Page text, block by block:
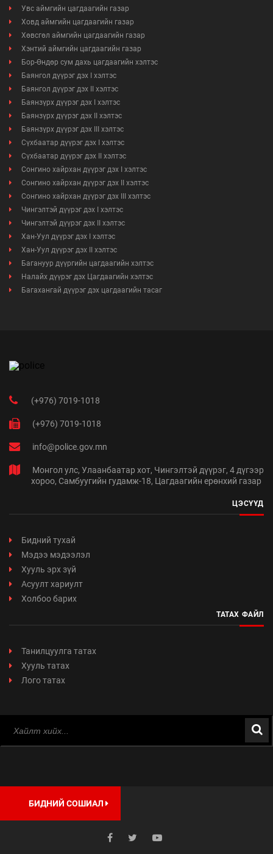
Увс аймгийн цагдаагийн газар
Ховд аймгийн цагдаагийн газар
Хөвсгөл аймгийн цагдаагийн газар
Хэнтий аймгийн цагдаагийн газар
Бор-Өндөр сум дахь цагдаагийн хэлтэс
Баянгол дүүрэг дэх I хэлтэс
Баянгол дүүрэг дэх II хэлтэс
Баянзүрх дүүрэг дэх I хэлтэс
Баянзүрх дүүрэг дэх II хэлтэс
Баянзүрх дүүрэг дэх III хэлтэс
Сүхбаатар дүүрэг дэх I хэлтэс
Сүхбаатар дүүрэг дэх II хэлтэс
Сонгино хайрхан дүүрэг дэх I хэлтэс
Сонгино хайрхан дүүрэг дэх II хэлтэс
Сонгино хайрхан дүүрэг дэх III хэлтэс
Чингэлтэй дүүрэг дэх I хэлтэс
Чингэлтэй дүүрэг дэх II хэлтэс
Хан-Уул дүүрэг дэх I хэлтэс
Хан-Уул дүүрэг дэх II хэлтэс
Багануур дүүргийн цагдаагийн хэлтэс
Налайх дүүрэг дэх Цагдаагийн хэлтэс
Багахангай дүүрэг дэх цагдаагийн тасаг
(+976) 7019-1018
(+976) 7019-1018
info@police.gov.mn
Монгол улс, Улаанбаатар хот, Чингэлтэй дүүрэг, 4 дүгээр
хороо, Самбуугийн гудамж-18, Цагдаагийн ерөнхий газар
ЦЭСҮҮД
Бидний тухай
Мэдээ мэдээлэл
Хууль эрх зүй
Асуулт хариулт
Холбоо барих
ТАТАХ ФАЙЛ
Танилцуулга татах
Хууль татах
Лого татах
БИДНИЙ СОШИАЛ